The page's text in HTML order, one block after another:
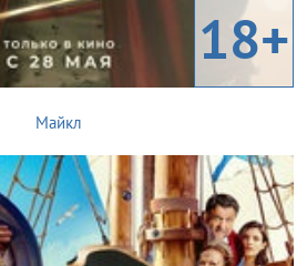
18+
Майкл